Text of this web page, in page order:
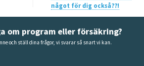
något för dig också??!
om program eller försäkring?
och ställ dina frågor, vi svarar så snart vi kan.